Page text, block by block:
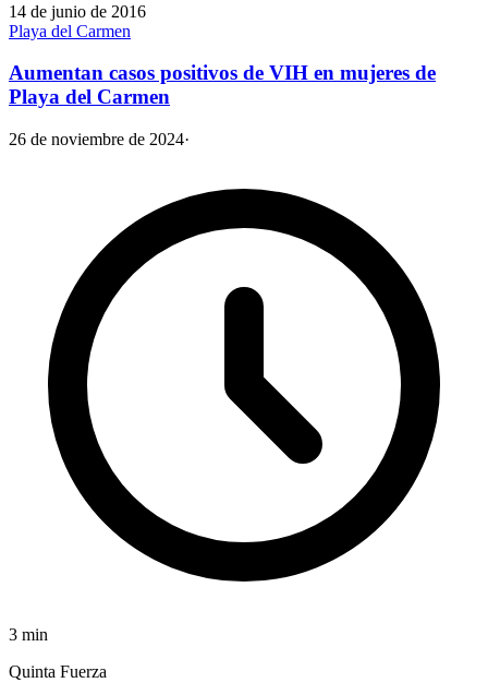
14 de junio de 2016
Playa del Carmen
Aumentan casos positivos de VIH en mujeres de
Playa del Carmen
26 de noviembre de 2024·
3 min
Quinta Fuerza